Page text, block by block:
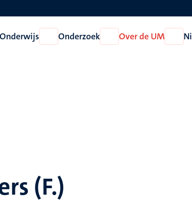
Onderwijs
Open
Onderwijs
Onderzoek
Open
Onderzoek
Over de UM
Open
Over
(F.)